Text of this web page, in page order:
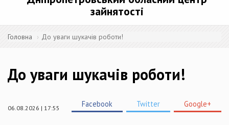
зайнятості
Головна До уваги шукачів роботи!
До уваги шукачів роботи!
06.08.2026 | 17:55 Facebook Twitter Google+